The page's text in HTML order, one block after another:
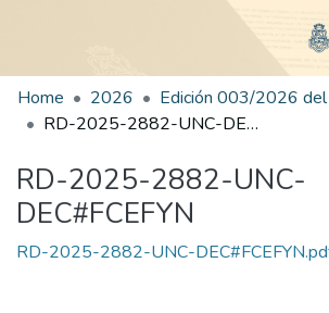
Home 2026
RD-2025-2882-UNC-DEC#FCEFYN
RD-2025-2882-UNC-
DEC#FCEFYN
RD-2025-2882-UNC-